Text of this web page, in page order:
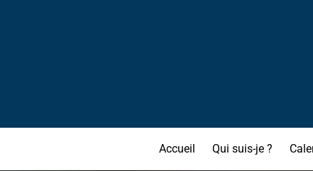
Accueil Qui suis-je ?